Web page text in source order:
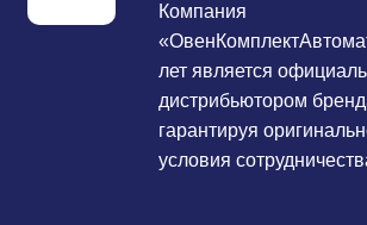
Компания
лет является
дистрибьютором
гарантируя
условия